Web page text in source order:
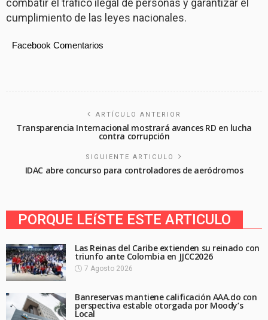
cumplimiento de las leyes nacionales.
Facebook Comentarios
ARTÍCULO ANTERIOR
Transparencia Internacional mostrará avances RD en lucha
contra corrupción
SIGUIENTE ARTICULO
IDAC abre concurso para controladores de aeródromos
PORQUE LEíSTE ESTE ARTICULO
Las Reinas del Caribe extienden su reinado con
triunfo ante Colombia en JJCC2026
7 Agosto 2026
Banreservas mantiene calificación AAA.do con
perspectiva estable otorgada por Moody’s
Local